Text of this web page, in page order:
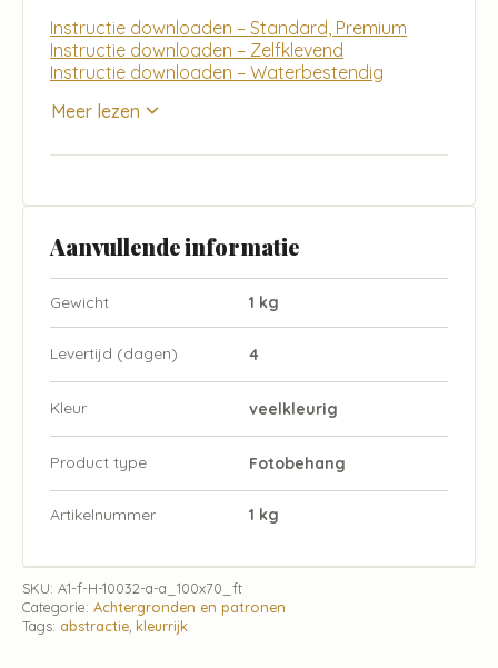
Instructie downloaden – Standard, Premium
Instructie downloaden – Zelfklevend
Instructie downloaden – Waterbestendig
Meer lezen
Aanvullende informatie
Gewicht 1 kg
Levertijd (dagen) 4
Kleur veelkleurig
Product type Fotobehang
Artikelnummer 1 kg
SKU: A1-f-H-10032-a-a_100x70_ft
Categorie: Achtergronden en patronen
Tags: abstractie kleurrijk